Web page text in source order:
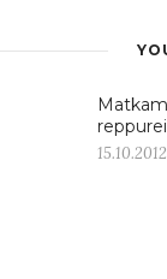
15.10.2012